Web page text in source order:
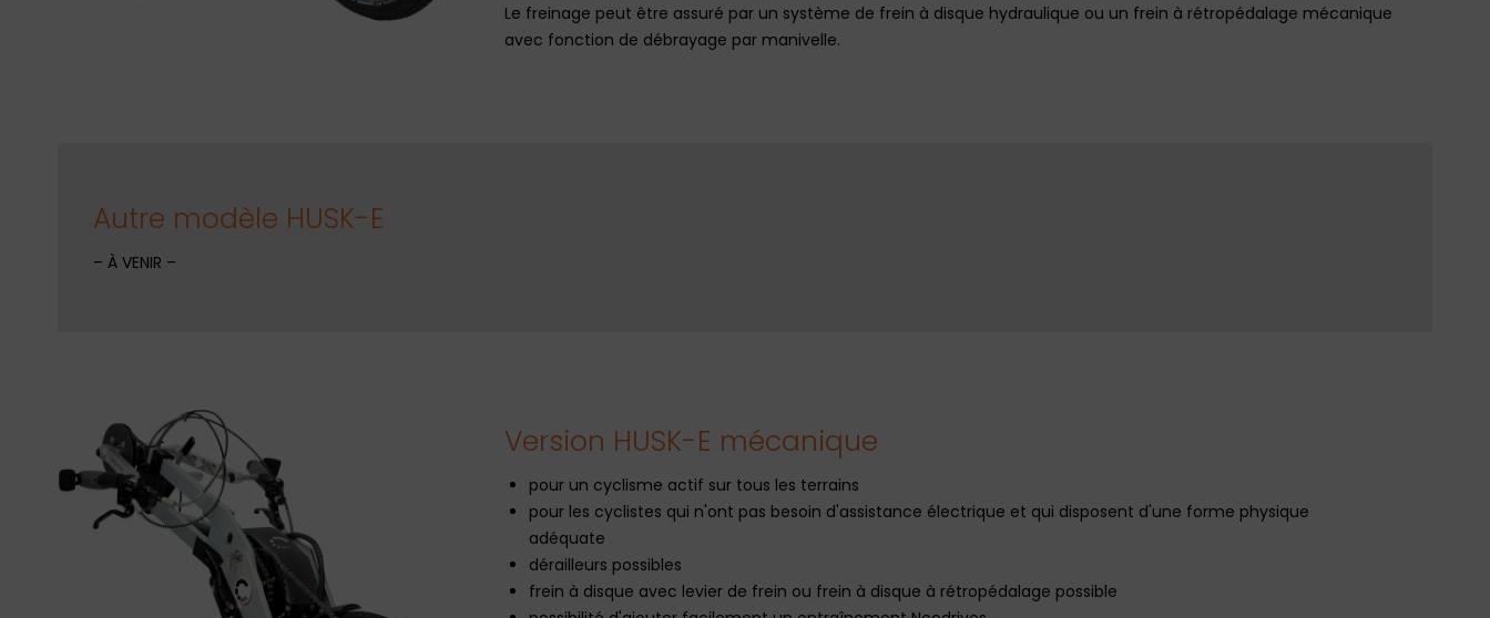
Le freinage peut être assuré par un système de frein à disque hydraulique ou un frein à rétropédalage mécanique
avec fonction de débrayage par manivelle.
Autre modèle HUSK-E
– À VENIR –
Version HUSK-E mécanique
pour un cyclisme actif sur tous les terrains
pour les cyclistes qui n'ont pas besoin d'assistance électrique et qui disposent d'une forme physique
adéquate
dérailleurs possibles
frein à disque avec levier de frein ou frein à disque à rétropédalage possible